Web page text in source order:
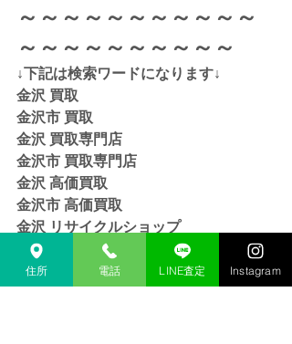
～～～～～～～～～～～
～～～～～～～～～～
↓下記は検索ワードになります↓
金沢 買取
金沢市 買取
金沢 買取専門店
金沢市 買取専門店
金沢 高価買取
金沢市 高価買取
金沢 リサイクルショップ
金沢市 リサイクルショップ
金沢 貴金属 買取
金沢市 貴金属 買取
住所 電話 LINE査定 Instagram